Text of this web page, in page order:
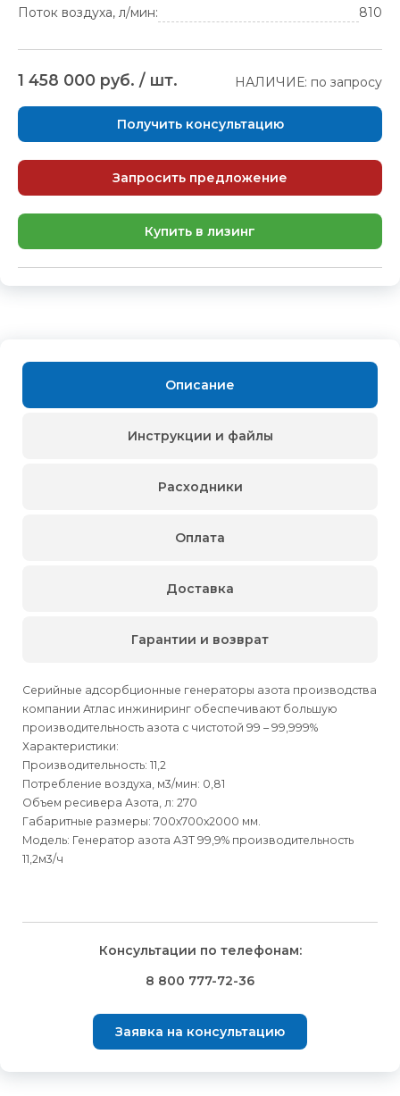
Поток воздуха, л/мин:
810
1 458 000 руб. / шт. НАЛИЧИЕ: по запросу
Получить консультацию
Запросить предложение
Купить в лизинг
Описание
Серийные адсорбционные генераторы азота производства
компании Атлас инжиниринг обеспечивают большую
производительность азота с чистотой 99 – 99,999%
Характеристики:
Производительность: 11,2
Потребление воздуха, м3/мин: 0,81
Объем ресивера Азота, л: 270
Габаритные размеры: 700х700х2000 мм.
Модель: Генератор азота АЗТ 99,9% производительность
11,2м3/ч
Инструкции и файлы
Расходники
Оплата
лиц
Способ оплаты
Выбрать вид оплаты Вы сможете в Корзине при
оформлении заказа.
лиц
Доставка
Способыдоставки
Доставка осуществляется транспортными компаниями и
оплачивается покупателем при получении заказа.
Транспортную компанию Вы сможете выбрать в Корзине
при оформлении заказа.
⇒После получения и подтверждения оплаты мы бесплатно
Гарантии и возврат
лиц
Правила возврата товара, приобретённого
Внешний вид, комплектность товара и комплектность всего
заказа, должны быть проверены покупателем при
получении товара.
лиц
Консультации по телефонам:
8 800 777-72-36
Заявка на консультацию